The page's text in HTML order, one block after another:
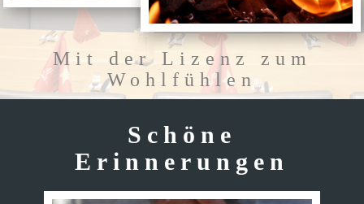
Mit der Lizenz zum
Wohlfühlen
Schöne
Erinnerungen